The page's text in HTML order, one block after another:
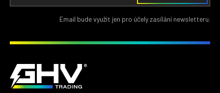
Email bude využit jen pro účely zasílání newsletteru.